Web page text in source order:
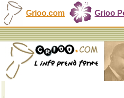
Grioo.com Grioo